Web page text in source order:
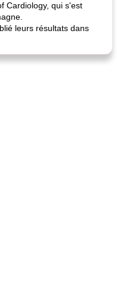
Cardiology, qui s'est
leurs résultats dans